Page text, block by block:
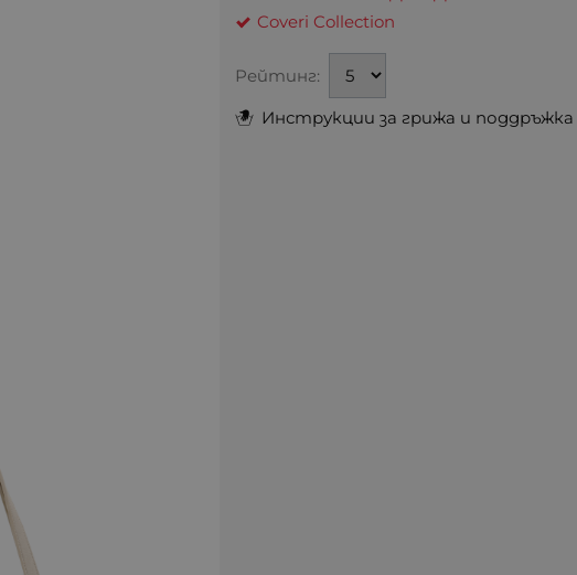
Инструкции за грижа и поддръжка
Coveri Collection
Рейтинг: